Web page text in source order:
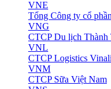
VNE
Tổng Công ty cổ
VNG
CTCP Du lịch Thành
VNL
CTCP Logistics
VNM
CTCP Sữa Việt Nam